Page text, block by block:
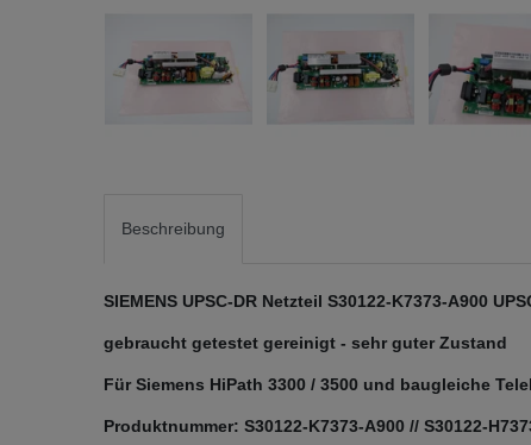
Beschreibung
SIEMENS UPSC-DR Netzteil S30122-K7373-A900
gebraucht getestet gereinigt - sehr guter Zustand
Für Siemens HiPath 3300 / 3500 und baugleiche
Produktnummer: S30122-K7373-A900 // S30122-